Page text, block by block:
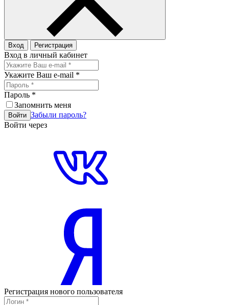
Вход Регистрация
Вход в личный кабинет
Укажите Ваш e-mail *
Пароль *
Запомнить меня
Войти Забыли пароль?
Войти через
Регистрация нового пользователя